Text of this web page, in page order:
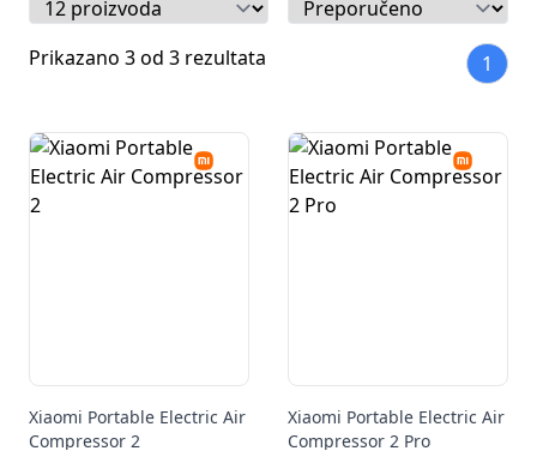
Prikazano 3 od 3 rezultata 1
Xiaomi Portable Electric Air
Compressor 2
Xiaomi Portable Electric Air
Compressor 2 Pro